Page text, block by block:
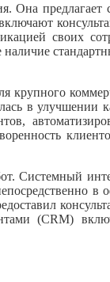
Она
своих
наличие
крупного
в улучшении
Системный
в
(CRM)